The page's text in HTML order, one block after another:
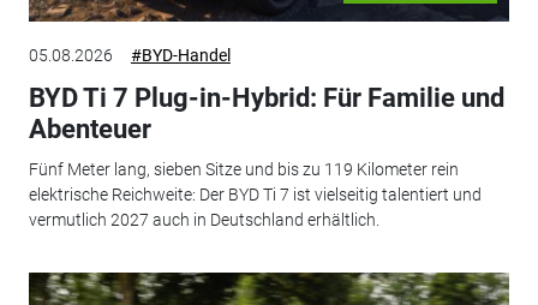
05.08.2026 #BYD-Handel
BYD Ti 7 Plug-in-Hybrid: Für Familie und
Abenteuer
Fünf Meter lang, sieben Sitze und bis zu 119 Kilometer rein
elektrische Reichweite: Der BYD Ti 7 ist vielseitig talentiert und
vermutlich 2027 auch in Deutschland erhältlich.